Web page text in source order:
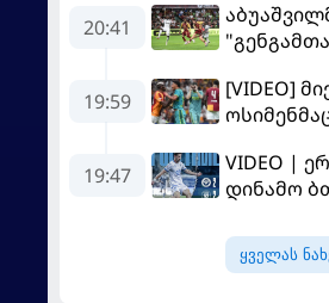
20:41
19:59
[VIDEO]
19:47
VIDEO |
დინამო
ყველას